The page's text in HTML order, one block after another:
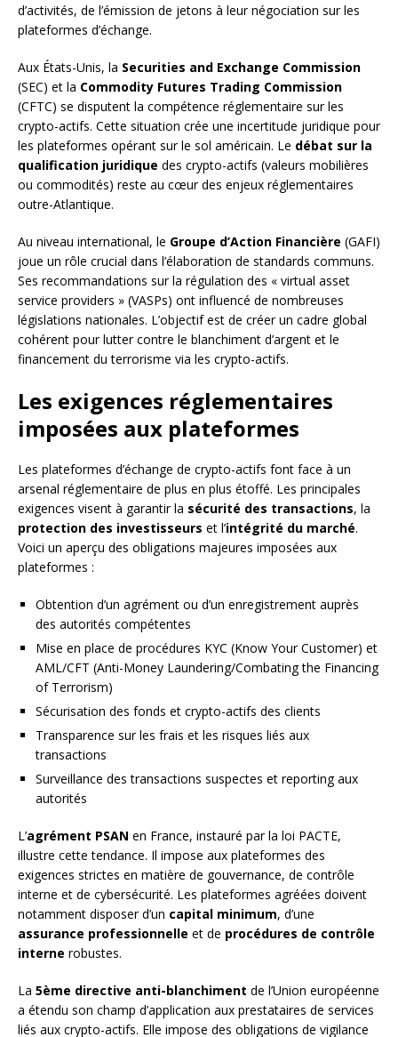
d’activités, de l’émission de jetons à leur négociation sur les
plateformes d’échange.
Aux États-Unis, la Securities and Exchange Commission
(SEC) et la Commodity Futures Trading Commission
(CFTC) se disputent la compétence réglementaire sur les
crypto-actifs. Cette situation crée une incertitude juridique pour
les plateformes opérant sur le sol américain. Le débat sur la
qualification juridique des crypto-actifs (valeurs mobilières
ou commodités) reste au cœur des enjeux réglementaires
outre-Atlantique.
Au niveau international, le Groupe d’Action Financière (GAFI)
joue un rôle crucial dans l’élaboration de standards communs.
Ses recommandations sur la régulation des « virtual asset
service providers » (VASPs) ont influencé de nombreuses
législations nationales. L’objectif est de créer un cadre global
cohérent pour lutter contre le blanchiment d’argent et le
financement du terrorisme via les crypto-actifs.
Les exigences réglementaires
imposées aux plateformes
Les plateformes d’échange de crypto-actifs font face à un
arsenal réglementaire de plus en plus étoffé. Les principales
exigences visent à garantir la sécurité des transactions, la
protection des investisseurs et l’intégrité du marché.
Voici un aperçu des obligations majeures imposées aux
plateformes :
Obtention d’un agrément ou d’un enregistrement auprès
des autorités compétentes
Mise en place de procédures KYC (Know Your Customer) et
AML/CFT (Anti-Money Laundering/Combating the Financing
of Terrorism)
Sécurisation des fonds et crypto-actifs des clients
Transparence sur les frais et les risques liés aux
transactions
Surveillance des transactions suspectes et reporting aux
autorités
L’agrément PSAN en France, instauré par la loi PACTE,
illustre cette tendance. Il impose aux plateformes des
exigences strictes en matière de gouvernance, de contrôle
interne et de cybersécurité. Les plateformes agréées doivent
notamment disposer d’un capital minimum, d’une
assurance professionnelle et de procédures de contrôle
interne robustes.
La 5ème directive anti-blanchiment de l’Union européenne
a étendu son champ d’application aux prestataires de services
liés aux crypto-actifs. Elle impose des obligations de vigilance